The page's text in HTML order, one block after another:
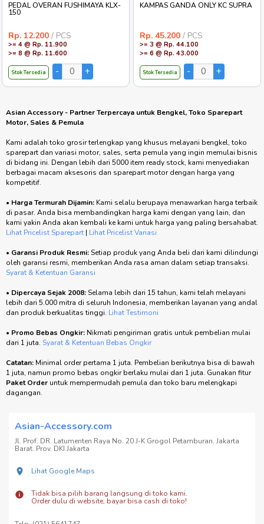
PEDAL OVERAN FUSHIMAYA KLX-
150
Rp. 12.200 / PCS
>= 4 @ Rp. 11.900
>= 8 @ Rp. 11.600
Stok Tersedia
KAMPAS GANDA ONLY KC SUPRA
Rp. 45.200 / PCS
>= 3 @ Rp. 44.100
>= 6 @ Rp. 43.000
Stok Tersedia
Asian Accessory - Partner Terpercaya untuk Bengkel, Toko Sparepart
Motor, Sales & Pemula
Kami adalah toko grosir terlengkap yang khusus melayani bengkel, toko
sparepart dan variasi motor, sales, serta pemula yang ingin memulai bisnis
di bidang ini. Dengan lebih dari 5000 item ready stock, kami menyediakan
berbagai macam aksesoris dan sparepart motor dengan harga yang
kompetitif.
• Harga Termurah Dijamin: Kami selalu berupaya menawarkan harga terbaik
di pasar. Anda bisa membandingkan harga kami dengan yang lain, dan
kami yakin Anda akan kembali ke kami untuk harga yang paling bersahabat.
Lihat Pricelist Sparepart | Lihat Pricelist Variasi
• Garansi Produk Resmi:Setiap produk yang Anda beli dari kami dilindungi
oleh garansi resmi, memberikan Anda rasa aman dalam setiap transaksi.
Syarat & Ketentuan Garansi
• Dipercaya Sejak 2008:Selama lebih dari 15 tahun, kami telah melayani
lebih dari 5.000 mitra di seluruh Indonesia, memberikan layanan yang andal
dan produk berkualitas tinggi. Lihat Testimoni
• Promo Bebas Ongkir: Nikmati pengiriman gratis untuk pembelian mulai
dari 1 juta. Syarat & Ketentuan Bebas Ongkir
Catatan: Minimal order pertama 1 juta. Pembelian berikutnya bisa di bawah
1 juta, namun promo bebas ongkir berlaku mulai dari 1 juta. Gunakan fitur
Paket Order untuk mempermudah pemula dan toko baru melengkapi
dagangan.
Asian-Accessory.com
Jl. Prof. DR. Latumenten Raya No. 20 J-K Grogol Petamburan. Jakarta
Barat. Prov. DKI Jakarta
Lihat Google Maps
Tidak bisa pilih barang langsung di toko kami.
Order dulu di website, bayar bisa cash di toko!